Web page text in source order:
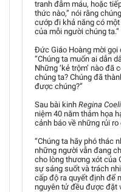
tranh đẫm máu, hoặc
thức nào,” nói rằng
cướp đi khả năng có
của mỗi người chúng ta.”
Đức Giáo Hoàng mời
“Chúng ta muốn ai dẫn
Những ‘kẻ trộm’ nào đã
chúng ta? Chúng đã
được chúng?”
Sau bài kinh Regina Coeli
niệm 40 năm thảm họa
cảnh báo về những rủi
“Chúng ta hãy phó thác
những người vẫn đang
cho lòng thương xót của
sự sáng suốt và trách
cấp độ ra quyết định để
nguyên tử đều được đặt